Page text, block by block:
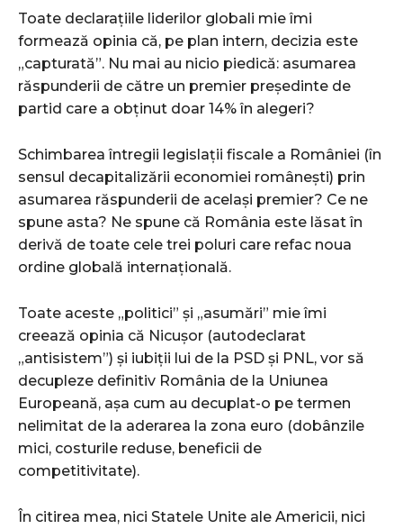
Toate declarațiile liderilor globali mie îmi
formează opinia că, pe plan intern, decizia este
„capturată”. Nu mai au nicio piedică: asumarea
răspunderii de către un premier președinte de
partid care a obținut doar 14% în alegeri?
Schimbarea întregii legislații fiscale a României (în
sensul decapitalizării economiei românești) prin
asumarea răspunderii de același premier? Ce ne
spune asta? Ne spune că România este lăsat în
derivă de toate cele trei poluri care refac noua
ordine globală internațională.
Toate aceste „politici” și „asumări” mie îmi
creează opinia că Nicușor (autodeclarat
„antisistem”) și iubiții lui de la PSD și PNL, vor să
decupleze definitiv România de la Uniunea
Europeană, așa cum au decuplat-o pe termen
nelimitat de la aderarea la zona euro (dobânzile
mici, costurile reduse, beneficii de
competitivitate).
În citirea mea, nici Statele Unite ale Americii, nici